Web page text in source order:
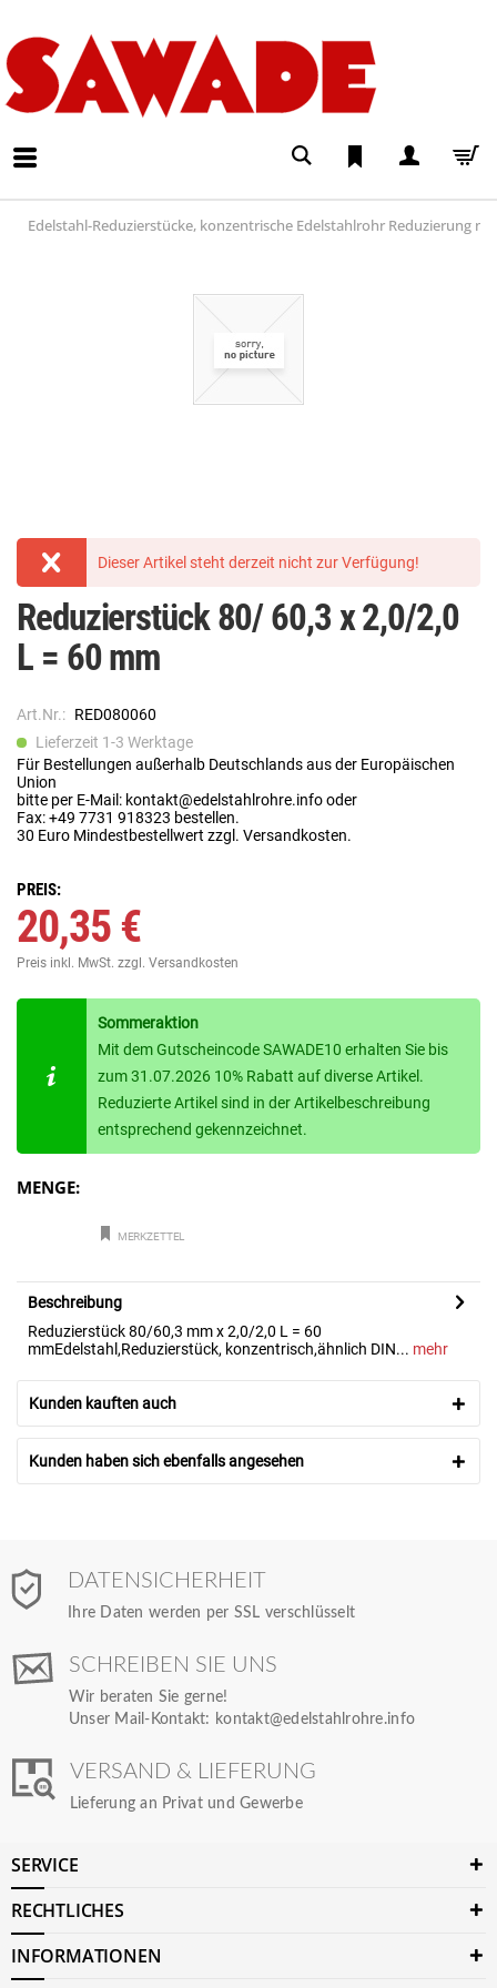
Edelstahl-Reduzierstücke, konzentrische Edelstahlrohr Reduzierung
Dieser Artikel steht derzeit nicht zur Verfügung!
Reduzierstück 80/ 60,3 x 2,0/2,0
L = 60 mm
Art.Nr.: RED080060
Lieferzeit 1-3 Werktage
Für Bestellungen außerhalb Deutschlands aus der Europäischen
Union
bitte per E-Mail: kontakt@edelstahlrohre.info oder
Fax: +49 7731 918323 bestellen.
30 Euro Mindestbestellwert zzgl. Versandkosten.
PREIS:
20,35 €
Preis inkl. MwSt. zzgl. Versandkosten
Sommeraktion
Mit dem Gutscheincode SAWADE10 erhalten Sie bis
zum 31.07.2026 10% Rabatt auf diverse Artikel.
Reduzierte Artikel sind in der Artikelbeschreibung
entsprechend gekennzeichnet.
MENGE:
MERKZETTEL
Beschreibung
Reduzierstück 80/60,3 mm x 2,0/2,0 L = 60
mmEdelstahl,Reduzierstück, konzentrisch,ähnlich DIN... mehr
Kunden kauften auch
Kunden haben sich ebenfalls angesehen
DATENSICHERHEIT
Ihre Daten werden per SSL verschlüsselt
SCHREIBEN SIE UNS
Wir beraten Sie gerne!
Unser Mail-Kontakt: kontakt@edelstahlrohre.info
VERSAND & LIEFERUNG
Lieferung an Privat und Gewerbe
SERVICE
RECHTLICHES
INFORMATIONEN